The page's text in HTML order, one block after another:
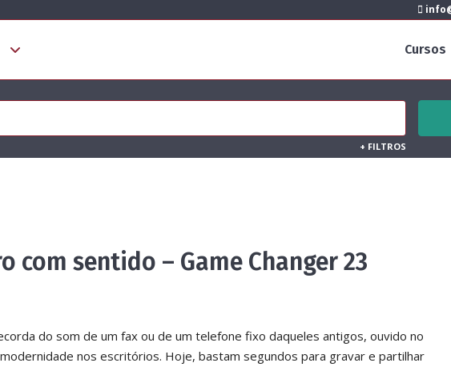
Cursos
+ FILTROS
sentido – Game Changer 23
do som de um fax ou de um telefone fixo daqueles antigos, ouvido no
nos escritórios. Hoje, bastam segundos para gravar e partilhar